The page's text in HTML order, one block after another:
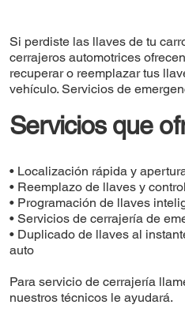
Si perdiste las llaves de tu
cerrajeros automotrices
recuperar o reemplazar tus
vehículo. Servicios de
Servicios que
• Localización rápida y
• Reemplazo de llaves y
• Programación de llaves
• Servicios de cerrajería de
• Duplicado de llaves al
auto
Para servicio de cerrajería
nuestros técnicos le ayudará.